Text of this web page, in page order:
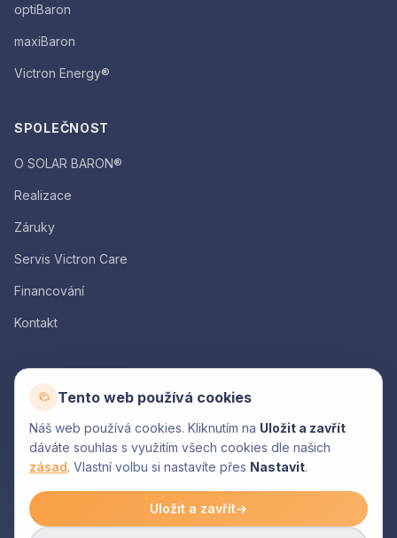
optiBaron
maxiBaron
Victron Energy®
SPOLEČNOST
O SOLAR BARON®
Realizace
Záruky
Servis Victron Care
Financování
Kontakt
AKCE
Kalkulačka
Poptávka
Moje nabídka
Tento web používá cookies
Náš web používá cookies. Kliknutím na Uložit a zavřít
dáváte souhlas s využitím všech cookies dle našich
zásad. Vlastní volbu si nastavíte přes Nastavit.
Uložit a zavřít→